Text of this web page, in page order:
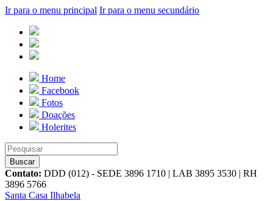
Ir para o menu principal Ir para o menu secundário
Home
Facebook
Fotos
Doações
Holerites
Contato: DDD (012) - SEDE 3896 1710 | LAB 3895 3530 | RH
3896 5766
Santa Casa Ilhabela